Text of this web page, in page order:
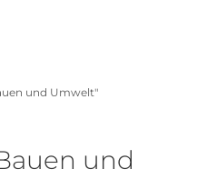
und Umwelt"
und